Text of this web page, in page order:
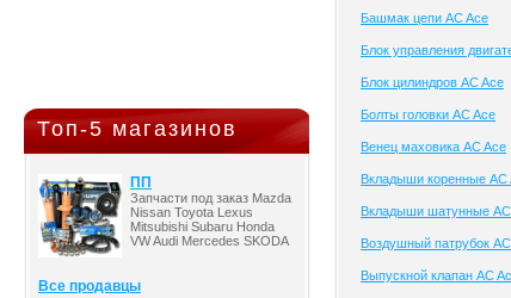
Топ-5 магазинов
ПП
Запчасти под заказ Mazda
Nissan Toyota Lexus
Mitsubishi Subaru Honda
VW Audi Mercedes SKODA
Все продавцы
Башмак цепи AC Ace
Блок управления
Блок цилиндров AC Ace
Болты головки AC Ace
Венец маховика AC Ace
Вкладыши коренные AC
Вкладыши шатунные
Воздушный патрубок
Выпускной клапан AC